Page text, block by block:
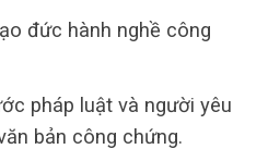
đức hành nghề công
pháp luật và người yêu
bản công chứng.